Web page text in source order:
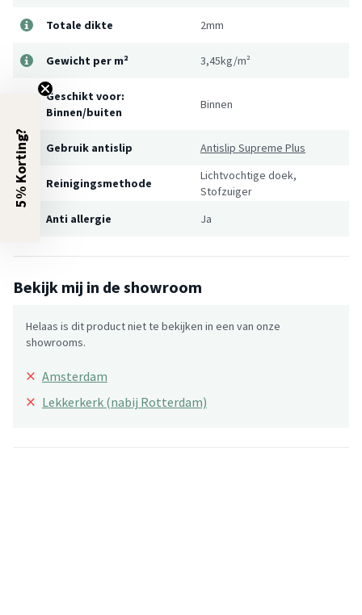
Totale dikte 2mm
Gewicht per m² 3,45kg/m²
Geschikt voor:
Binnen/buiten
Binnen
Gebruik antislip Antislip Supreme Plus
Reinigingsmethode
Lichtvochtige doek,
Stofzuiger
Anti allergie
Ja
Bekijk mij in de showroom
Helaas is dit product niet te bekijken in een van onze
showrooms.
× Amsterdam
× Lekkerkerk (nabij Rotterdam)
5% Korting?